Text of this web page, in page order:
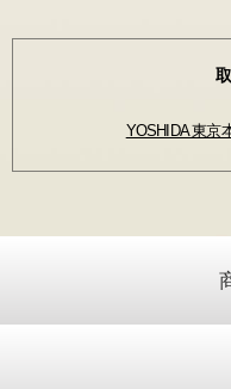
YOSHIDA 東京